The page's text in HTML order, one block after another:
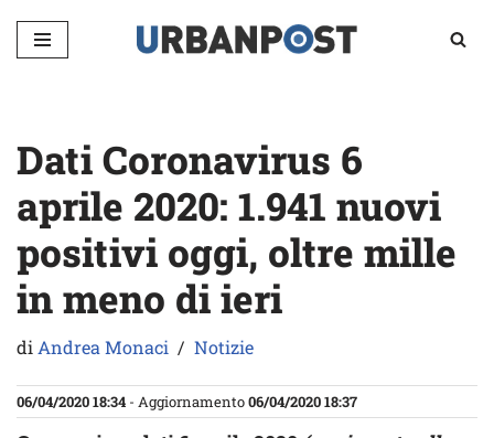
Vai
Dati Coronavirus 6
aprile 2020: 1.941 nuovi
positivi oggi, oltre mille
in meno di ieri
diAndrea Monaci Notizie
06/04/2020 18:34 - Aggiornamento06/04/2020 18:37